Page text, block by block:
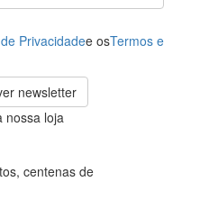
Privacidadee osTermos e
newsletter
nossa loja
centenas de